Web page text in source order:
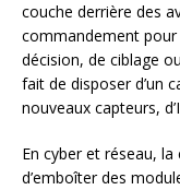
couche derrière des
commandement
décision, de ciblage
fait de disposer d’un
nouveaux capteurs,
En cyber et réseau,
d’emboîter des